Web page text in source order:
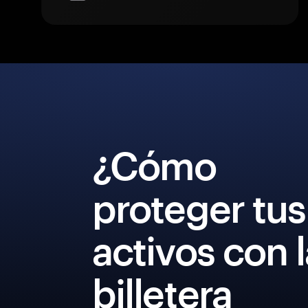
¿Cómo
proteger tus
activos con
billetera